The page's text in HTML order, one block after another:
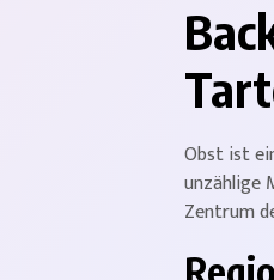
Obst ist
unzählige
Zentrum